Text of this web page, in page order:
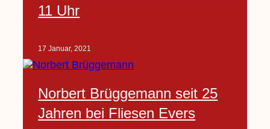
11 Uhr
17 Januar, 2021
Norbert Brüggemann seit 25
Jahren bei Fliesen Evers